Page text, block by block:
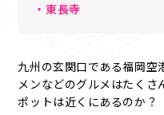
・東長寺
九州の玄関口である福岡空
メンなどのグルメはたくさ
ポットは近くにあるのか？